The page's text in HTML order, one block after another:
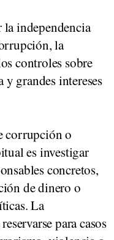
la independencia
la
controles sobre
grandes intereses
corrupción o
es investigar
concretos,
de dinero o
La
para casos